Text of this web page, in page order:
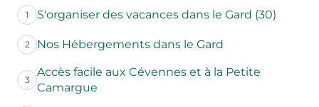
1 S'organiser des vacances dans le Gard (30)
2 Nos Hébergements dans le Gard
3
Accès facile aux Cévennes et à la Petite
Camargue